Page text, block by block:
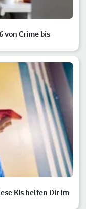
von Crime bis
KIs helfen Dir im